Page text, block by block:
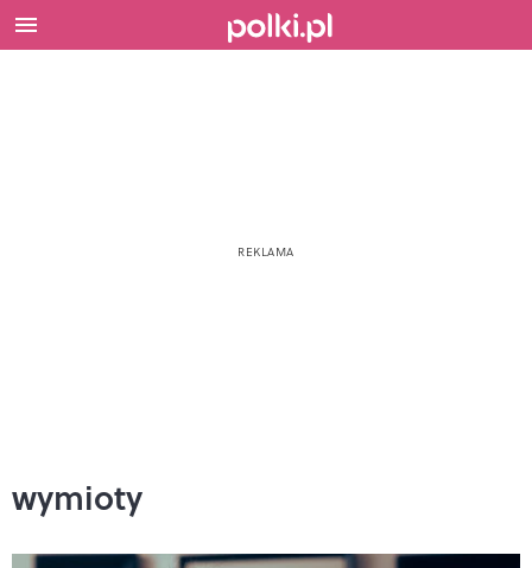
wymioty